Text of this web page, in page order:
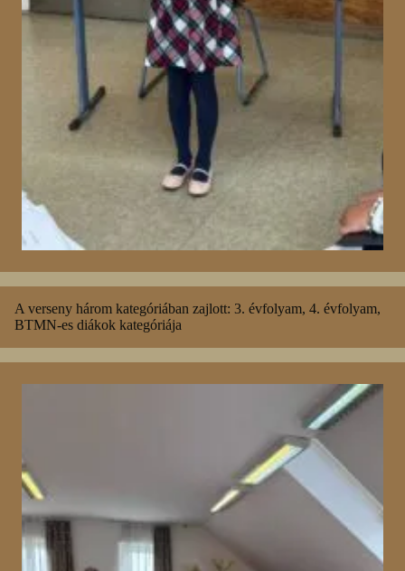
A verseny három kategóriában zajlott: 3. évfolyam, 4. évfolyam,
BTMN-es diákok kategóriája